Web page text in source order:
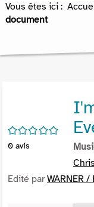
Vous êtes ici :
document
/5
0 avis
Edité parWARNER /